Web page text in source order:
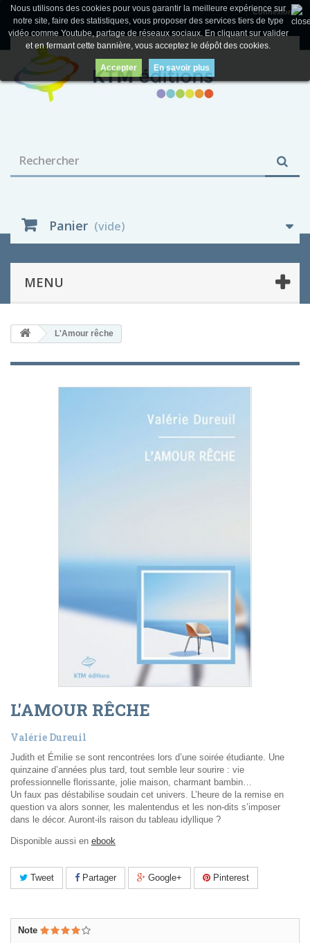
Connexion
Panier (vide)
MENU
Nous utilisons des cookies pour vous garantir la meilleure expérience sur
notre site, faire des statistiques, vous proposer des services tiers de type
vidéo comme Youtube, partage de réseaux sociaux. En cliquant sur valider
et en fermant cette bannière, vous acceptez le dépôt des cookies.
Accepter En savoir plus
L'Amour rêche
L'AMOUR RÊCHE
Valérie Dureuil
Judith et Émilie se sont rencontrées lors d’une soirée étudiante. Une
quinzaine d’années plus tard, tout semble leur sourire : vie
professionnelle florissante, jolie maison, charmant bambin…
Un faux pas déstabilise soudain cet univers. L’heure de la remise en
question va alors sonner, les malentendus et les non-dits s’imposer
dans le décor. Auront-ils raison du tableau idyllique ?
Disponible aussi en ebook
Tweet Partager Google+ Pinterest
Note